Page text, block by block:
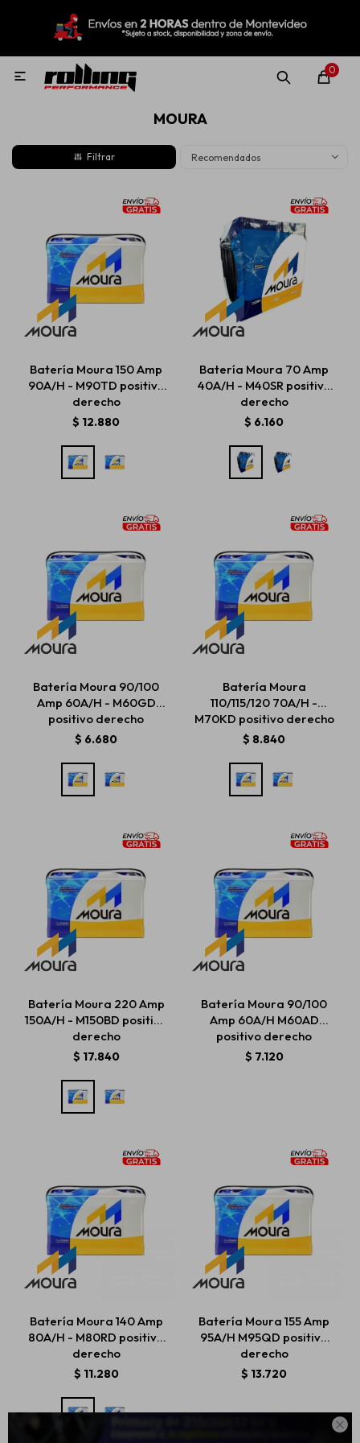

0

MOURA
Recomendados
Batería Moura 150 Amp
90A/H - M90TD positivo
derecho
$ 12.880
Batería Moura 70 Amp
40A/H - M40SR positivo
derecho
$ 6.160
Batería Moura 90/100
Amp 60A/H - M60GD
positivo derecho
$ 6.680
Batería Moura
110/115/120 70A/H -
M70KD positivo derecho
$ 8.840
Batería Moura 220 Amp
150A/H - M150BD positivo
derecho
$ 17.840
Batería Moura 90/100
Amp 60A/H M60AD
positivo derecho
$ 7.120
Batería Moura 140 Amp
80A/H - M80RD positivo
derecho
$ 11.280
Batería Moura 155 Amp
95A/H M95QD positivo
derecho
$ 13.720
MI CUENTA
Nuevo! Rolling Repuestos
Lubricantes
Aditivos
Estética automotriz
Accesorios
Repuestos
Servicios